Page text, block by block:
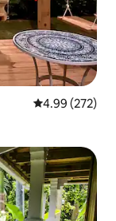
從 272 則評價
4.99 (272)